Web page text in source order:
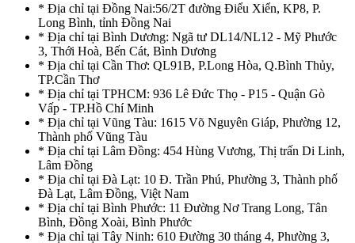
* Địa chỉ tại Đồng Nai:56/2T đường Điểu Xiển, KP8, P.
Long Bình, tỉnh Đồng Nai
* Địa chỉ tại Bình Dương: Ngã tư DL14/NL12 - Mỹ Phước
3, Thới Hoà, Bến Cát, Bình Dương
* Địa chỉ tại Cần Thơ: QL91B, P.Long Hòa, Q.Bình Thủy,
TP.Cần Thơ
* Địa chỉ tại TPHCM: 936 Lê Đức Thọ - P15 - Quận Gò
Vấp - TP.Hồ Chí Minh
* Địa chỉ tại Vũng Tàu: 1615 Võ Nguyên Giáp, Phường 12,
Thành phố Vũng Tàu
* Địa chỉ tại Lâm Đồng: 454 Hùng Vương, Thị trấn Di Linh,
Lâm Đồng
* Địa chỉ tại Đà Lạt: 10 Đ. Trần Phú, Phường 3, Thành phố
Đà Lạt, Lâm Đồng, Việt Nam
* Địa chỉ tại Bình Phước: 11 Đường Nơ Trang Long, Tân
Bình, Đồng Xoài, Bình Phước
* Địa chỉ tại Tây Ninh: 610 Đường 30 tháng 4, Phường 3,